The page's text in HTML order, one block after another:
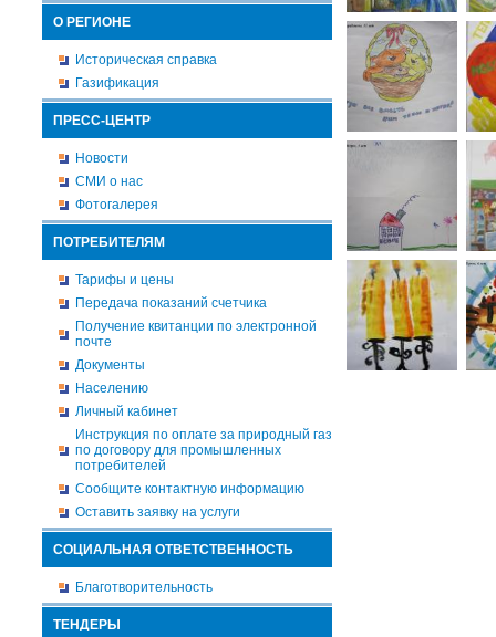
О РЕГИОНЕ
Историческая справка
Газификация
ПРЕСС-ЦЕНТР
Новости
СМИ о нас
Фотогалерея
ПОТРЕБИТЕЛЯМ
Тарифы и цены
Передача показаний счетчика
Получение квитанции по электронной
почте
Документы
Населению
Личный кабинет
Инструкция по оплате за природный газ
по договору для промышленных
потребителей
Сообщите контактную информацию
Оставить заявку на услуги
СОЦИАЛЬНАЯ ОТВЕТСТВЕННОСТЬ
Благотворительность
ТЕНДЕРЫ